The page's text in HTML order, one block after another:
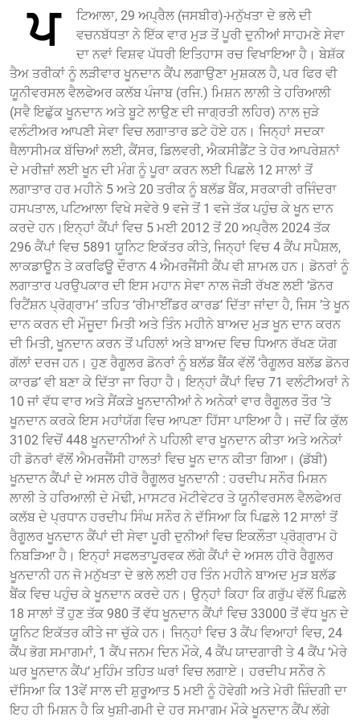
ਪ
ਟਿਆਲਾ, 29 ਅਪ੍ਰੈਲ (ਜਸਬੀਰ)-ਮਨੁੱਖਤਾ ਦੇ ਭਲੇ ਦੀ
ਵਚਨਬੱਧਤਾ ਨੇ ਇੱਕ ਵਾਰ ਮੁੜ ਤੋਂ ਪੂਰੀ ਦੁਨੀਆਂ ਸਾਹਮਣੇ ਸੇਵਾ
ਦਾ ਨਵਾਂ ਵਿਸ਼ਵ ਪੱਧਰੀ ਇਤਿਹਾਸ ਰਚ ਵਿਖਾਇਆ ਹੈ। ਬੇਸ਼ੱਕ
ਤੈਅ ਤਰੀਕਾਂ ਨੂੰ ਲੜੀਵਾਰ ਖੂਨਦਾਨ ਕੈਂਪ ਲਗਾਉਣਾ ਮੁਸ਼ਕਲ ਹੈ, ਪਰ ਫਿਰ ਵੀ
ਯੂਨੀਵਰਸਲ ਵੈਲਫੇਅਰ ਕਲੱਬ ਪੰਜਾਬ (ਰਜਿ.) ਮਿਸ਼ਨ ਲਾਲੀ ਤੇ ਹਰਿਆਲੀ
(ਸਵੈ ਇਛੁੱਕ ਖੂਨਦਾਨ ਅਤੇ ਬੂਟੇ ਲਾਉਣ ਦੀ ਜਾਗ੍ਰਤੀ ਲਹਿਰ) ਨਾਲ ਜੁੜੇ
ਵਲੰਟੀਅਰ ਆਪਣੀ ਸੇਵਾ ਵਿਚ ਲਗਾਤਾਰ ਡਟੇ ਹੋਏ ਹਨ। ਜਿਨ੍ਹਾਂ ਸਦਕਾ
ਥੈਲਾਸੀਮਕ ਬੱਚਿਆਂ ਲਈ, ਕੈਂਸਰ, ਡਿਲਵਰੀ, ਐਕਸੀਡੈਂਟ ਤੇ ਹੋਰ ਆਪਰੇਸ਼ਨਾਂ
ਦੇ ਮਰੀਜ਼ਾਂ ਲਈ ਖੂਨ ਦੀ ਮੰਗ ਨੂੰ ਪੂਰਾ ਕਰਨ ਲਈ ਪਿਛਲੇ 12 ਸਾਲਾਂ ਤੋਂ
ਲਗਾਤਾਰ ਹਰ ਮਹੀਨੇ 5 ਅਤੇ 20 ਤਰੀਕ ਨੂੰ ਬਲੱਡ ਬੈਂਕ, ਸਰਕਾਰੀ ਰਜਿੰਦਰਾ
ਹਸਪਤਾਲ, ਪਟਿਆਲਾ ਵਿਖੇ ਸਵੇਰੇ 9 ਵਜੇ ਤੋਂ 1 ਵਜੇ ਤੱਕ ਪਹੁੰਚ ਕੇ ਖੂਨ ਦਾਨ
ਕਰਦੇ ਹਨ।ਇਨ੍ਹਾਂ ਕੈਂਪਾਂ ਵਿਚ 5 ਮਈ 2012 ਤੋਂ 20 ਅਪ੍ਰੈਲ 2024 ਤੱਕ
296 ਕੈਂਪਾਂ ਵਿਚ 5891 ਯੂਨਿਟ ਇਕੱਤਰ ਕੀਤੇ, ਜਿਨ੍ਹਾਂ ਵਿਚ 4 ਕੈਂਪ ਸਪੈਸ਼ਲ,
ਲਾਕਡਾਊਨ ਤੇ ਕਰਫਿਊ ਦੌਰਾਨ 4 ਐਮਰਜੈਂਸੀ ਕੈਂਪ ਵੀ ਸ਼ਾਮਲ ਹਨ। ਡੋਨਰਾਂ ਨੂੰ
ਲਗਾਤਾਰ ਪਰਉਪਕਾਰ ਦੀ ਇਸ ਮਹਾਨ ਸੇਵਾ ਨਾਲ ਜੋੜੀ ਰੱਖਣ ਲਈ ‘ਡੋਨਰ
ਰਿਟੈਂਸ਼ਨ ਪ੍ਰੋਗ੍ਰਾਮ’ ਤਹਿਤ ‘ਰੀਮਾਈਂਡਰ ਕਾਰਡ’ ਦਿੱਤਾ ਜਾਂਦਾ ਹੈ, ਜਿਸ ’ਤੇ ਖੂਨ
ਦਾਨ ਕਰਨ ਦੀ ਮੌਜੂਦਾ ਮਿਤੀ ਅਤੇ ਤਿੰਨ ਮਹੀਨੇ ਬਾਅਦ ਮੁੜ ਖੂਨ ਦਾਨ ਕਰਨ
ਦੀ ਮਿਤੀ, ਖੂਨਦਾਨ ਕਰਨ ਤੋਂ ਪਹਿਲਾਂ ਅਤੇ ਬਾਅਦ ਵਿਚ ਧਿਆਨ ਰੱਖਣ ਯੋਗ
ਗੱਲਾਂ ਦਰਜ ਹਨ। ਹੁਣ ਰੈਗੂਲਰ ਡੋਨਰਾਂ ਨੂੰ ਬਲੱਡ ਬੈਂਕ ਵੱਲੋਂ ‘ਰੈਗੂਲਰ ਬਲੱਡ ਡੋਨਰ
ਕਾਰਡ’ ਵੀ ਬਣਾ ਕੇ ਦਿੱਤਾ ਜਾ ਰਿਹਾ ਹੈ। ਇਨ੍ਹਾਂ ਕੈਂਪਾਂ ਵਿਚ 71 ਵਲੰਟੀਅਰਾਂ ਨੇ
10 ਜਾਂ ਵੱਧ ਵਾਰ ਅਤੇ ਸੈਂਕੜੇ ਖੂਨਦਾਨੀਆਂ ਨੇ ਅਨੇਕਾਂ ਵਾਰ ਰੈਗੂਲਰ ਤੌਰ ’ਤੇ
ਖੂਨਦਾਨ ਕਰਕੇ ਇਸ ਮਹਾਂਯੱਗ ਵਿਚ ਆਪਣਾ ਹਿੱਸਾ ਪਾਇਆ ਹੈ। ਜਦੋਂ ਕਿ ਕੁੱਲ
3102 ਵਿਚੋਂ 448 ਖੂਨਦਾਨੀਆਂ ਨੇ ਪਹਿਲੀ ਵਾਰ ਖੂਨਦਾਨ ਕੀਤਾ ਅਤੇ ਅਨੇਕਾਂ
ਹੀ ਡੋਨਰਾਂ ਵੱਲੋਂ ਐਮਰਜੈਂਸੀ ਹਾਲਤਾਂ ਵਿਚ ਖੂਨ ਦਾਨ ਕੀਤਾ ਗਿਆ। (ਡੱਬੀ)
ਖੂਨਦਾਨ ਕੈਂਪਾਂ ਦੇ ਅਸਲ ਹੀਰੋ ਰੈਗੂਲਰ ਖੂਨਦਾਨੀ : ਹਰਦੀਪ ਸਨੌਰ ਮਿਸ਼ਨ
ਲਾਲੀ ਤੇ ਹਰਿਆਲੀ ਦੇ ਮੋਢੀ, ਮਾਸਟਰ ਮੋਟੀਵੇਟਰ ਤੇ ਯੂਨੀਵਰਸਲ ਵੈਲਫੇਅਰ
ਕਲੱਬ ਦੇ ਪ੍ਰਧਾਨ ਹਰਦੀਪ ਸਿੰਘ ਸਨੌਰ ਨੇ ਦੱਸਿਆ ਕਿ ਪਿਛਲੇ 12 ਸਾਲਾਂ ਤੋਂ
ਰੈਗੂਲਰ ਖੂਨਦਾਨ ਕੈਂਪਾਂ ਦੀ ਸੇਵਾ ਪੂਰੀ ਦੁਨੀਆਂ ਵਿਚ ਇਕਲੌਤਾ ਪ੍ਰੋਗ੍ਰਾਮ ਹੋ
ਨਿਬੜਿਆ ਹੈ। ਇਨ੍ਹਾਂ ਸਫਲਤਾਪੂਰਵਕ ਲੱਗੇ ਕੈਂਪਾਂ ਦੇ ਅਸਲ ਹੀਰੋ ਰੈਗੂਲਰ
ਖੂਨਦਾਨੀ ਹਨ ਜੋ ਮਨੁੱਖਤਾ ਦੇ ਭਲੇ ਲਈ ਹਰ ਤਿੰਨ ਮਹੀਨੇ ਬਾਅਦ ਮੁੜ ਬਲੱਡ
ਬੈਂਕ ਵਿਚ ਪਹੁੰਚ ਕੇ ਖੂਨਦਾਨ ਕਰਦੇ ਹਨ। ਉਨ੍ਹਾਂ ਕਿਹਾ ਕਿ ਗਰੁੱਪ ਵੱਲੋਂ ਪਿਛਲੇ
18 ਸਾਲਾਂ ਤੋਂ ਹੁਣ ਤੱਕ 980 ਤੋਂ ਵੱਧ ਖੂਨਦਾਨ ਕੈਂਪਾਂ ਵਿਚ 33000 ਤੋਂ ਵੱਧ ਖੂਨ ਦੇ
ਯੂਨਿਟ ਇਕੱਤਰ ਕੀਤੇ ਜਾ ਚੁੱਕੇ ਹਨ। ਜਿਨ੍ਹਾਂ ਵਿਚ 3 ਕੈਂਪ ਵਿਆਹਾਂ ਵਿਚ, 24
ਕੈਂਪ ਭੋਗ ਸਮਾਗਮਾਂ, 1 ਕੈਂਪ ਜਨਮ ਦਿਨ ਮੌਕੇ, 4 ਕੈਂਪ ਯਾਦਗਾਰੀ ਤੇ 4 ਕੈਂਪ ‘ਮੇਰੇ
ਘਰ ਖੂਨਦਾਨ ਕੈਂਪ’ ਮੁਹਿੰਮ ਤਹਿਤ ਘਰਾਂ ਵਿਚ ਲਗਾਏ। ਹਰਦੀਪ ਸਨੌਰ ਨੇ
ਦੱਸਿਆ ਕਿ 13ਵੇਂ ਸਾਲ ਦੀ ਸ਼ੁਰੂਆਤ 5 ਮਈ ਨੂੰ ਹੋਵੇਗੀ ਅਤੇ ਮੇਰੀ ਜ਼ਿੰਦਗੀ ਦਾ
ਇਹ ਹੀ ਮਿਸ਼ਨ ਹੈ ਕਿ ਖੁਸ਼ੀ-ਗਮੀ ਦੇ ਹਰ ਸਮਾਗਮ ਮੌਕੇ ਖੂਨਦਾਨ ਕੈਂਪ ਲੱਗੇ